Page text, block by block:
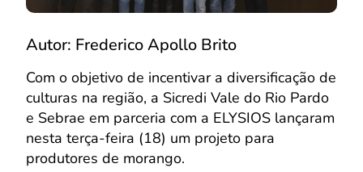
Autor: Frederico Apollo Brito
Com o objetivo de incentivar a diversificação de
culturas na região, a Sicredi Vale do Rio Pardo
e Sebrae em parceria com a ELYSIOS lançaram
nesta terça-feira (18) um projeto para
produtores de morango.